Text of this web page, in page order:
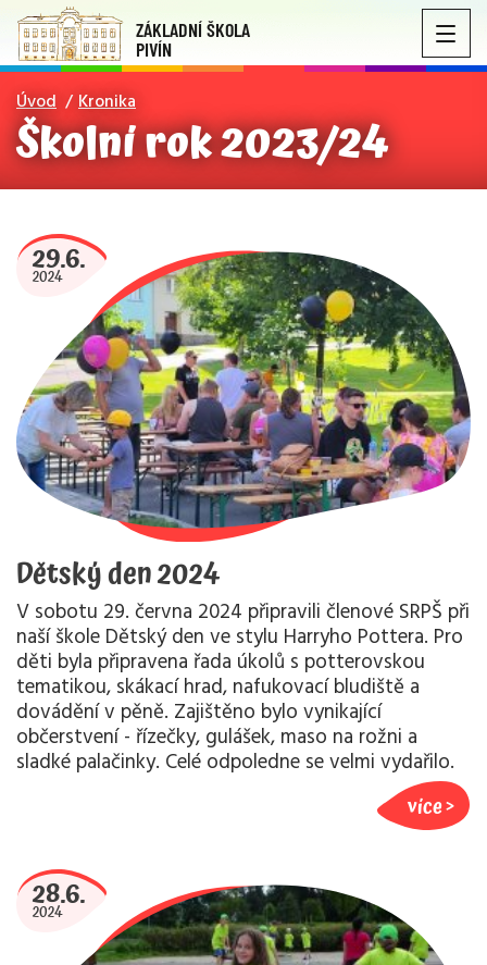
ZÁKLADNÍ ŠKOLA
PIVÍN
Úvod Kronika
Školní rok 2023/24
29.6.
2024
Dětský den 2024
V sobotu 29. června 2024 připravili členové SRPŠ při
naší škole Dětský den ve stylu Harryho Pottera. Pro
děti byla připravena řada úkolů s potterovskou
tematikou, skákací hrad, nafukovací bludiště a
dovádění v pěně. Zajištěno bylo vynikající
občerstvení - řízečky, gulášek, maso na rožni a
sladké palačinky. Celé odpoledne se velmi vydařilo.
více
28.6.
2024